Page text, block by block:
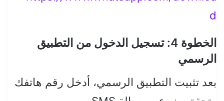
d
الخطوة 4: تسجيل الدخول من التطبيق
الرسمي
بعد تثبيت التطبيق الرسمي، أدخل رقم هاتفك